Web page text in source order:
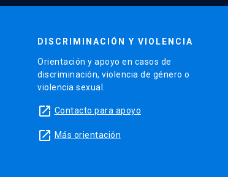
DISCRIMINACIÓN Y VIOLENCIA
Orientación y apoyo en casos de
discriminación, violencia de género o
violencia sexual.
launch Contacto para apoyo
launch Más orientación